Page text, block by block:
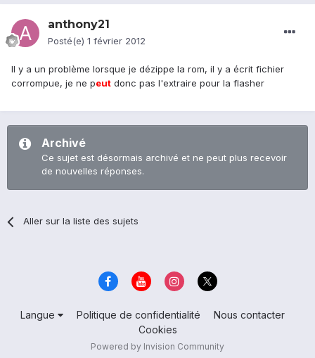
anthony21
Posté(e) 1 février 2012
Il y a un problème lorsque je dézippe la rom, il y a écrit fichier
corrompue, je ne peut donc pas l'extraire pour la flasher
Archivé
Ce sujet est désormais archivé et ne peut plus recevoir
de nouvelles réponses.
Aller sur la liste des sujets
Langue Politique de confidentialité
Nous contacter
Cookies
Powered by Invision Community